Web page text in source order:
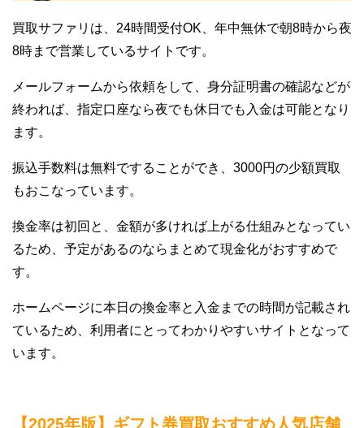
買取サファリは、24時間受付OK、年中無休で朝8時から夜
8時まで営業しているサイトです。
メールフォームから依頼をして、身分証明書の確認などが
終われば、指定口座なら夜でも休日でも入金は可能となり
ます。
振込手数料は無料ですることができ、3000円の少額買取
もおこなっています。
換金率は初回と、金額が多ければ上がる仕組みとなってい
るため、予定があるのならまとめて現金化がおすすめで
す。
ホームページに本日の換金率と入金までの時間が記載され
ているため、利用者にとってわかりやすいサイトとなって
います。
【2025年版】ギフト券買取おすすめ人気店舗